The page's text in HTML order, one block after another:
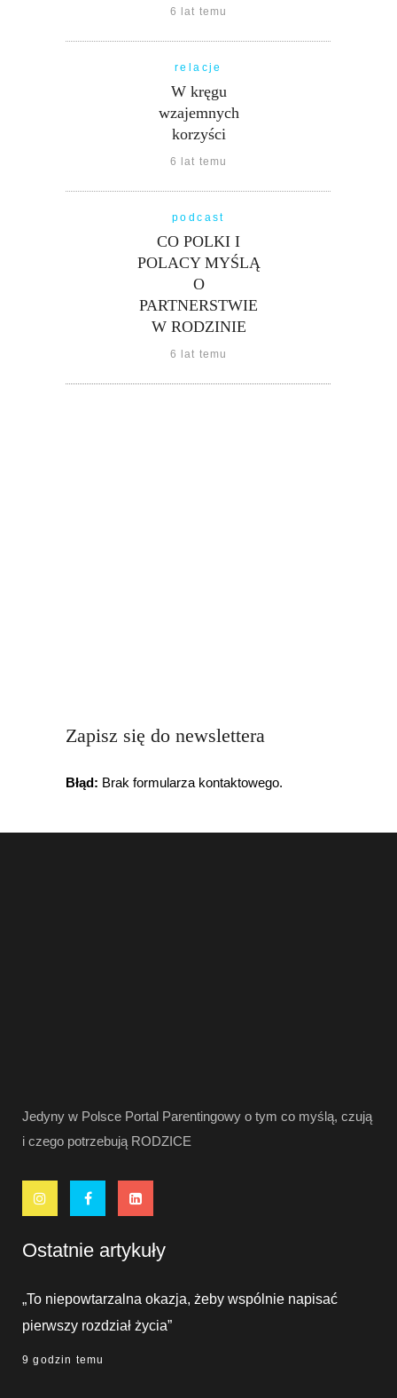
6 lat temu
relacje
W kręgu
wzajemnych
korzyści
6 lat temu
podcast
CO POLKI I
POLACY MYŚLĄ
O
PARTNERSTWIE
W RODZINIE
6 lat temu
Zapisz się do newslettera
Błąd: Brak formularza kontaktowego.
Jedyny w Polsce Portal Parentingowy o tym co myślą, czują
i czego potrzebują RODZICE
Ostatnie artykuły
„To niepowtarzalna okazja, żeby wspólnie napisać
pierwszy rozdział życia”
9 godzin temu